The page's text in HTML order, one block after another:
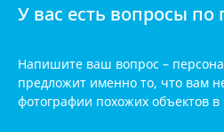
У вас есть вопросы по
Напишите ваш вопрос –
предложит именно то, что вам
фотографии похожих объектов